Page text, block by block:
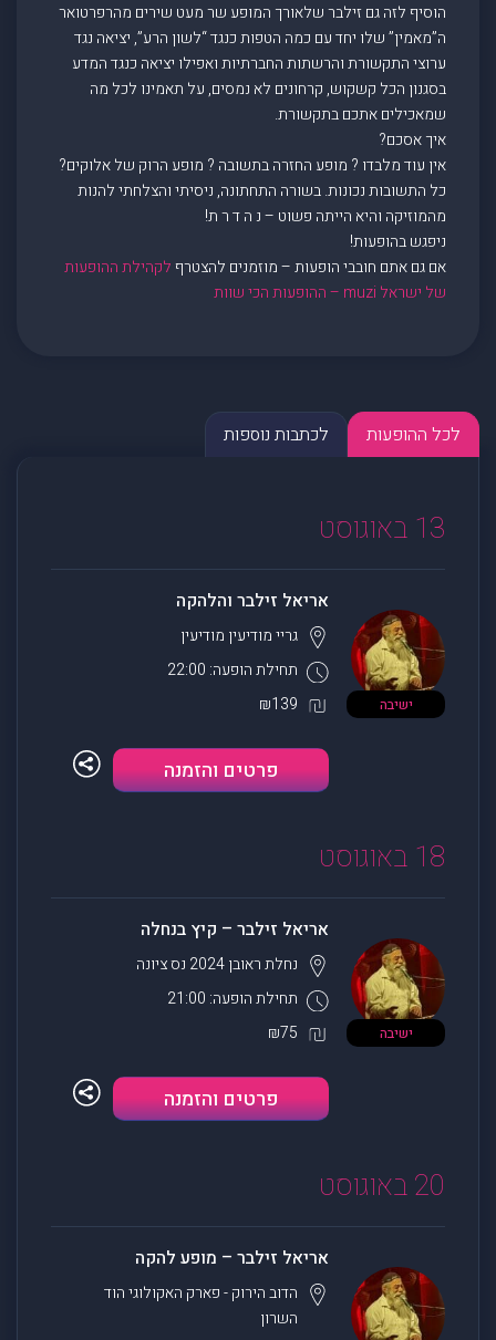
הוסיף לזה גם זילבר שלאורך המופע שר מעט שירים מהרפרטואר
ה”מאמין” שלו יחד עם כמה הטפות כנגד “לשון הרע”, יציאה נגד
ערוצי התקשורת והרשתות החברתיות ואפילו יציאה כנגד המדע
בסגנון הכל קשקוש, קרחונים לא נמסים, על תאמינו לכל מה
שמאכילים אתכם בתקשורת.
איך אסכם?
אין עוד מלבדו ? מופע החזרה בתשובה ? מופע הרוק של אלוקים?
כל התשובות נכונות. בשורה התחתונה, ניסיתי והצלחתי להנות
מהמוזיקה והיא הייתה פשוט – נ ה ד ר ת!
ניפגש בהופעות!
אם גם אתם חובבי הופעות – מוזמנים להצטרףלקהילת ההופעות
של ישראל muzi – ההופעות הכי שוות
לכל ההופעות לכתבות נוספות
13 באוגוסט
ישיבה
אריאל זילבר והלהקה
תחילת הופעה: 22:00
גריי מודיעין מודיעין
₪139
פרטים והזמנה
18 באוגוסט
ישיבה
אריאל זילבר – קיץ בנחלה
תחילת הופעה: 21:00
נחלת ראובן 2024 נס ציונה
₪75
פרטים והזמנה
20 באוגוסט
אריאל זילבר – מופע להקה
הדוב הירוק - פארק האקולוגיהוד
השרון